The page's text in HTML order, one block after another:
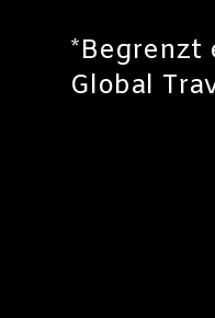
*Begrenzt
Global